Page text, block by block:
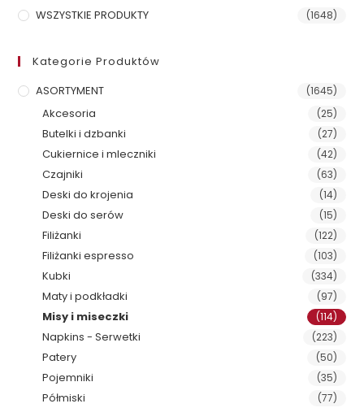
WSZYSTKIE PRODUKTY (1648)
Kategorie Produktów
ASORTYMENT
(1645)
Akcesoria (25)
Butelki i dzbanki (27)
Cukiernice i mleczniki (42)
Czajniki (63)
Deski do krojenia (14)
Deski do serów (15)
Filiżanki (122)
Filiżanki espresso (103)
Kubki (334)
Maty i podkładki (97)
Misy i miseczki (114)
Napkins - Serwetki (223)
Patery (50)
Pojemniki (35)
Półmiski (77)